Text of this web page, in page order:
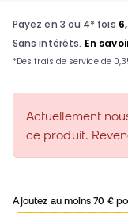
Actuellement
ce produit.
Ajoutez au moins70 €